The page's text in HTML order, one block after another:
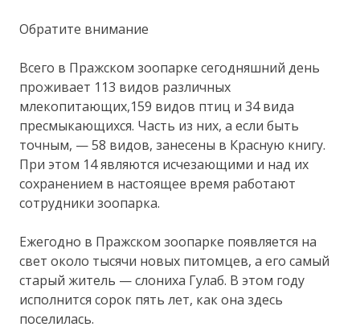
Обратите внимание
Всего в Пражском зоопарке сегодняшний день
проживает 113 видов различных
млекопитающих,159 видов птиц и 34 вида
пресмыкающихся. Часть из них, а если быть
точным, — 58 видов, занесены в Красную книгу.
При этом 14 являются исчезающими и над их
сохранением в настоящее время работают
сотрудники зоопарка.
Ежегодно в Пражском зоопарке появляется на
свет около тысячи новых питомцев, а его самый
старый житель — слониха Гулаб. В этом году
исполнится сорок пять лет, как она здесь
поселилась.